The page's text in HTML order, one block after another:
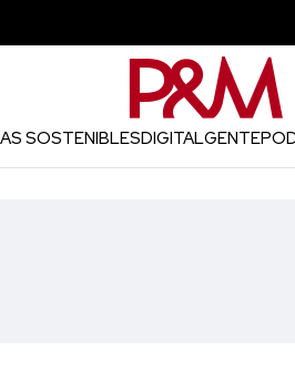
SOSTENIBLESDIGITALGENTE